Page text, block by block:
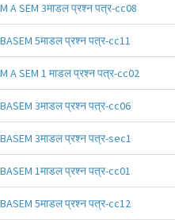
M A SEM 3माडल प्रश्न पत्र-cc08
BASEM 5माडल प्रश्न पत्र-cc11
M A SEM 1 माडल प्रश्न पत्र-cc02
BASEM 3माडल प्रश्न पत्र-cc06
BASEM 3माडल प्रश्न पत्र-sec1
BASEM 1माडल प्रश्न पत्र-cc01
BASEM 5माडल प्रश्न पत्र-cc12